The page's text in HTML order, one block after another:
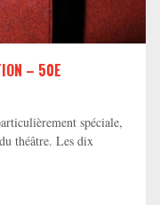
– 50E
spéciale,
du théâtre. Les dix